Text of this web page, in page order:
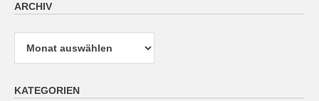
ARCHIV
Archiv
KATEGORIEN